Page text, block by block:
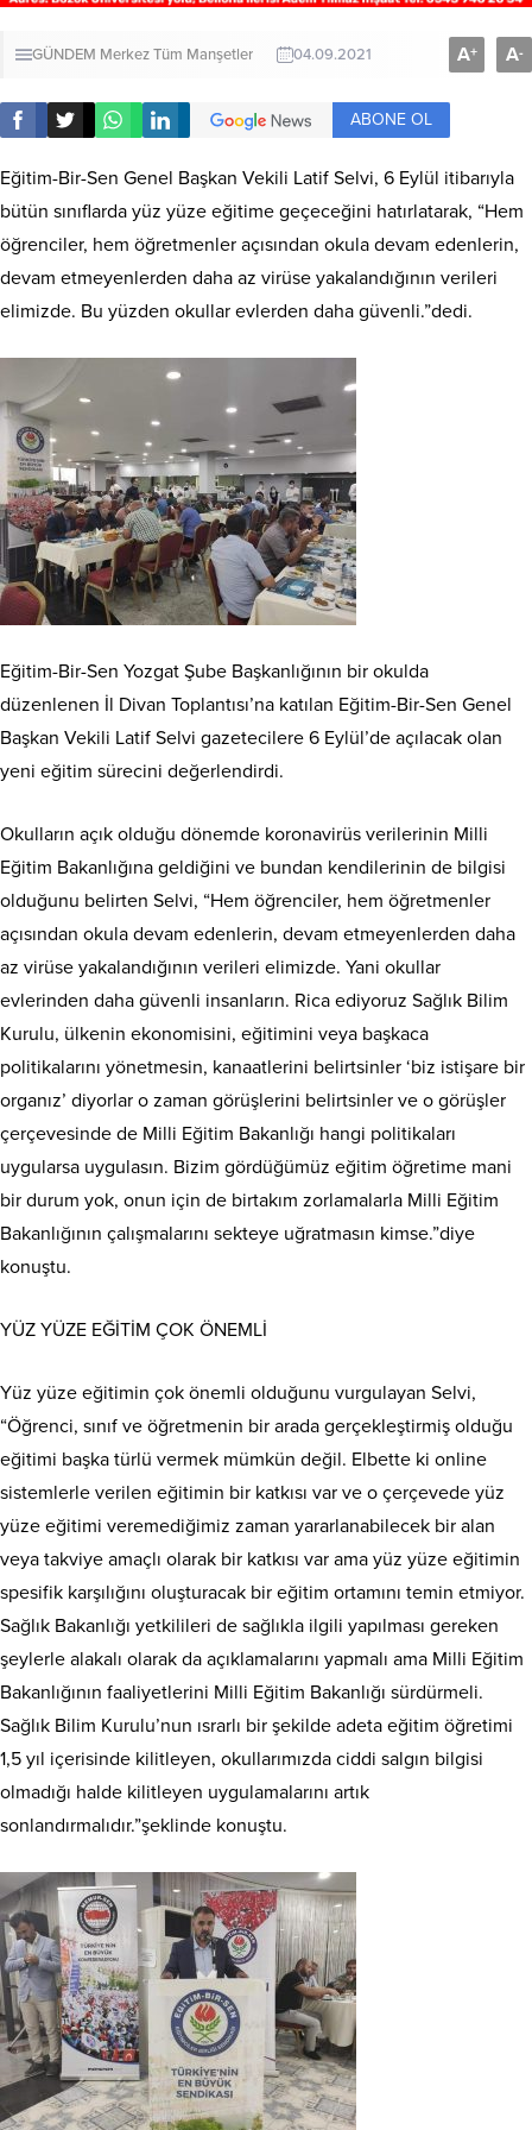
GÜNDEM MerkezTüm Manşetler 04.09.2021 A+ A-
ABONE OL
Eğitim-Bir-Sen Genel Başkan Vekili Latif Selvi, 6 Eylül itibarıyla
bütün sınıflarda yüz yüze eğitime geçeceğini hatırlatarak, “Hem
öğrenciler, hem öğretmenler açısından okula devam edenlerin,
devam etmeyenlerden daha az virüse yakalandığının verileri
elimizde. Bu yüzden okullar evlerden daha güvenli.”dedi.
Eğitim-Bir-Sen Yozgat Şube Başkanlığının bir okulda
düzenlenen İl Divan Toplantısı’na katılan Eğitim-Bir-Sen Genel
Başkan Vekili Latif Selvi gazetecilere 6 Eylül’de açılacak olan
yeni eğitim sürecini değerlendirdi.
Okulların açık olduğu dönemde koronavirüs verilerinin Milli
Eğitim Bakanlığına geldiğini ve bundan kendilerinin de bilgisi
olduğunu belirten Selvi, “Hem öğrenciler, hem öğretmenler
açısından okula devam edenlerin, devam etmeyenlerden daha
az virüse yakalandığının verileri elimizde. Yani okullar
evlerinden daha güvenli insanların. Rica ediyoruz Sağlık Bilim
Kurulu, ülkenin ekonomisini, eğitimini veya başkaca
politikalarını yönetmesin, kanaatlerini belirtsinler ‘biz istişare bir
organız’ diyorlar o zaman görüşlerini belirtsinler ve o görüşler
çerçevesinde de Milli Eğitim Bakanlığı hangi politikaları
uygularsa uygulasın. Bizim gördüğümüz eğitim öğretime mani
bir durum yok, onun için de birtakım zorlamalarla Milli Eğitim
Bakanlığının çalışmalarını sekteye uğratmasın kimse.”diye
konuştu.
YÜZ YÜZE EĞİTİM ÇOK ÖNEMLİ
Yüz yüze eğitimin çok önemli olduğunu vurgulayan Selvi,
“Öğrenci, sınıf ve öğretmenin bir arada gerçekleştirmiş olduğu
eğitimi başka türlü vermek mümkün değil. Elbette ki online
sistemlerle verilen eğitimin bir katkısı var ve o çerçevede yüz
yüze eğitimi veremediğimiz zaman yararlanabilecek bir alan
veya takviye amaçlı olarak bir katkısı var ama yüz yüze eğitimin
spesifik karşılığını oluşturacak bir eğitim ortamını temin etmiyor.
Sağlık Bakanlığı yetkilileri de sağlıkla ilgili yapılması gereken
şeylerle alakalı olarak da açıklamalarını yapmalı ama Milli Eğitim
Bakanlığının faaliyetlerini Milli Eğitim Bakanlığı sürdürmeli.
Sağlık Bilim Kurulu’nun ısrarlı bir şekilde adeta eğitim öğretimi
1,5 yıl içerisinde kilitleyen, okullarımızda ciddi salgın bilgisi
olmadığı halde kilitleyen uygulamalarını artık
sonlandırmalıdır.”şeklinde konuştu.